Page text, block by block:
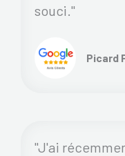
souci."
Picard
"J'ai